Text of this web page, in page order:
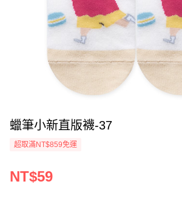
蠟筆小新直版襪-37
超取滿NT$859免運
NT$59